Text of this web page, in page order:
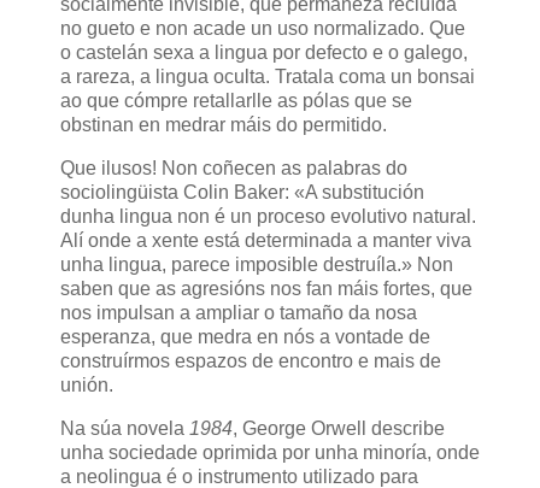
socialmente invisible, que permaneza recluída
no gueto e non acade un uso normalizado. Que
o castelán sexa a lingua por defecto e o galego,
a rareza, a lingua oculta. Tratala coma un bonsai
ao que cómpre retallarlle as pólas que se
obstinan en medrar máis do permitido.
Que ilusos! Non coñecen as palabras do
sociolingüista Colin Baker: «A substitución
dunha lingua non é un proceso evolutivo natural.
Alí onde a xente está determinada a manter viva
unha lingua, parece imposible destruíla.» Non
saben que as agresións nos fan máis fortes, que
nos impulsan a ampliar o tamaño da nosa
esperanza, que medra en nós a vontade de
construírmos espazos de encontro e mais de
unión.
Na súa novela 1984, George Orwell describe
unha sociedade oprimida por unha minoría, onde
a neolingua é o instrumento utilizado para